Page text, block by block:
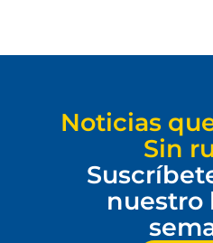
Noticias
Sin
nuestro